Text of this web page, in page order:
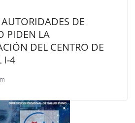
DE
PIDEN LA
DEL CENTRO DE
I-4